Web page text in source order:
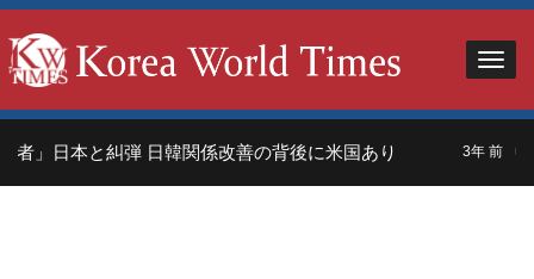
」日本と糾弾 日韓関係改善の背後に米国あり 3年 前 中